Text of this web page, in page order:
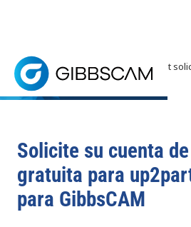
Inicio> GibbsCAM up2parts Cockpit
empresa
up2parts Cockpit para
Solicite su cuenta
gratuita para
para GibbsCAM